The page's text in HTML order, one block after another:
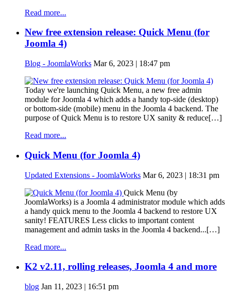
Read more...
New free extension release: Quick Menu (for
Joomla 4)
Blog - JoomlaWorks Mar 6, 2023 | 18:47 pm
Today we're launching Quick Menu, a new free admin
module for Joomla 4 which adds a handy top-side (desktop)
or bottom-side (mobile) menu in the Joomla 4 backend. The
purpose of Quick Menu is to restore UX sanity & reduce[…]
Read more...
Quick Menu (for Joomla 4)
Updated Extensions - JoomlaWorks Mar 6, 2023 | 18:31 pm
Quick Menu (by
JoomlaWorks) is a Joomla 4 administrator module which adds
a handy quick menu to the Joomla 4 backend to restore UX
sanity! FEATURES Less clicks to important content
management and admin tasks in the Joomla 4 backend...[…]
Read more...
K2 v2.11, rolling releases, Joomla 4 and more
blog Jan 11, 2023 | 16:51 pm